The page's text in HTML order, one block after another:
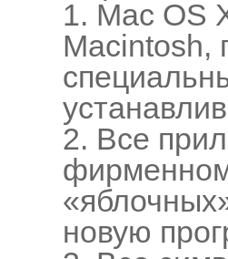
1. Mac OS
Macintosh,
2. Все
новую